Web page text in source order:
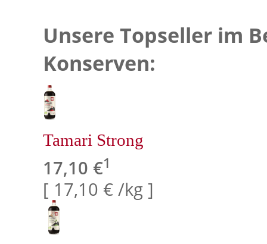
Unsere Topseller im
Konserven:
Tamari Strong
17,10 €1
[ 17,10 € /kg ]